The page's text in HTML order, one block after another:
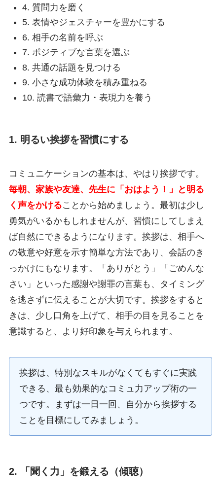
4. 質問力を磨く
5. 表情やジェスチャーを豊かにする
6. 相手の名前を呼ぶ
7. ポジティブな言葉を選ぶ
8. 共通の話題を見つける
9. 小さな成功体験を積み重ねる
10. 読書で語彙力・表現力を養う
1. 明るい挨拶を習慣にする
コミュニケーションの基本は、やはり挨拶です。
毎朝、家族や友達、先生に「おはよう！」と明る
く声をかけることから始めましょう。最初は少し
勇気がいるかもしれませんが、習慣にしてしまえ
ば自然にできるようになります。挨拶は、相手へ
の敬意や好意を示す簡単な方法であり、会話のき
っかけにもなります。「ありがとう」「ごめんな
さい」といった感謝や謝罪の言葉も、タイミング
を逃さずに伝えることが大切です。挨拶をすると
きは、少し口角を上げて、相手の目を見ることを
意識すると、より好印象を与えられます。
挨拶は、特別なスキルがなくてもすぐに実践
できる、最も効果的なコミュ力アップ術の一
つです。まずは一日一回、自分から挨拶する
ことを目標にしてみましょう。
2. 「聞く力」を鍛える（傾聴）